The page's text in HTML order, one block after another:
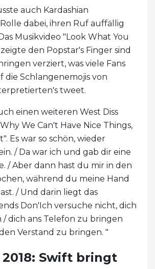
auch Kardashian
dabei, ihren Ruf auffällig
Musikvideo "Look What You
den Popstar's Finger sind
verziert, was viele Fans
die Schlangenemojis von
tweet.
einen weiteren West Diss
We Can't Have Nice Things,
Es war so schön, wieder
/ Da war ich und gab dir eine
/ Aber dann hast du mir in den
während du meine Hand
/ Und darin liegt das
Don'Ich versuche nicht, dich
/ dich ans Telefon zu bringen
Verstand zu bringen. "
Swift bringt